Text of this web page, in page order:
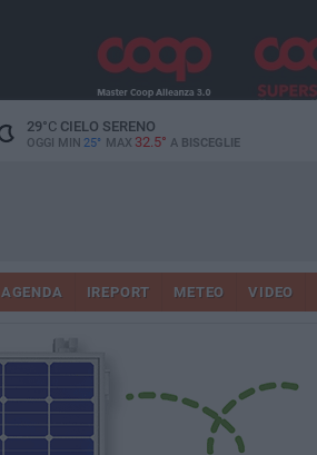
29°CCIELO SERENO
OGGI MIN 25° MAX 32.5° A BISCEGLIE
AGENDA IREPORT METEO VIDEO